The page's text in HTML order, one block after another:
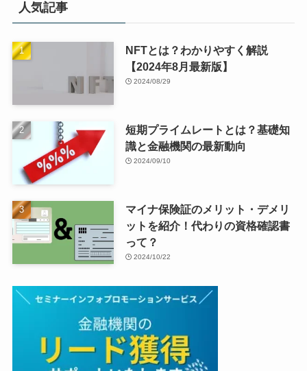
人気記事
NFTとは？わかりやすく解説
【2024年8月最新版】
2024/08/29
短期プライムレートとは？基礎知
識と金融機関の最新動向
2024/09/10
マイナ保険証のメリット・デメリ
ットを紹介！代わりの資格確認書
って？
2024/10/22